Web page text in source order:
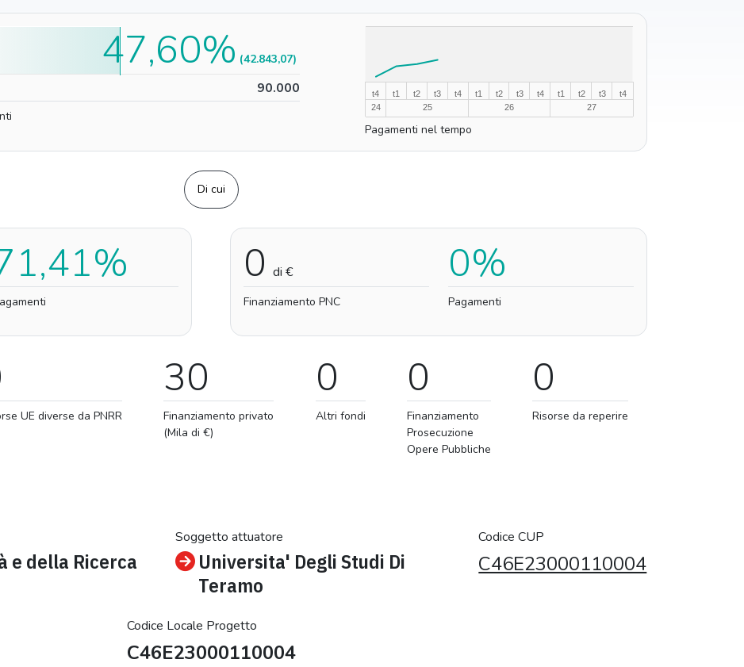
90.000
47,60% (42.843,07)
t4
24
t1
25
t2 t3 t4
t1
26
t2 t3 t4
t1
27
t2 t3 t4
Pagamenti nel tempo
Di cui
0 di €
Finanziamento PNC
0%
Pagamenti
UE diverse da PNRR
30
Finanziamento privato
(Mila di €)
0
Altri fondi
0
Finanziamento
Prosecuzione
Opere Pubbliche
0
Risorse da reperire
e della Ricerca
Soggetto attuatore
Universita' Degli Studi Di
Teramo
Codice CUP
C46E23000110004
Codice Locale Progetto
C46E23000110004